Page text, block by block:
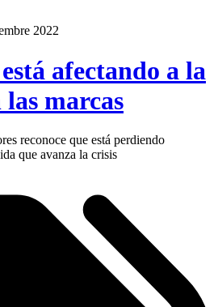
2022
afectando a la
marcas
reconoce que está perdiendo
que avanza la crisis